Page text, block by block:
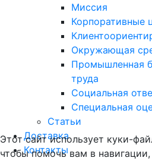
Миссия
Корпоративные
Окружающая
Промышленная
труда
Социальная
Специальная
Статьи
Доставка
Контакты
Этот сайт использует куки-
чтобы помочь вам в